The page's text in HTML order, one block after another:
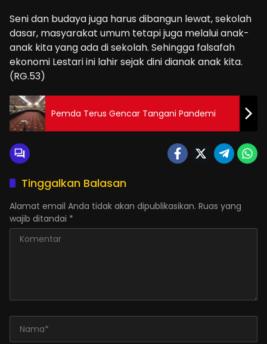
Seni dan budaya juga harus dibangun lewat, sekolah
dasar, masyarakat umum tetapi juga melalui anak-
anak kita yang ada di sekolah. Sehingga falsafah
ekonomi Lestari ini lahir sejak dini dianak anak kita.
(RG.53)
Pemda Terus Gencar Tangani Pandemi
Tinggalkan Balasan
Alamat email Anda tidak akan dipublikasikan. Ruas yang
wajib ditandai *